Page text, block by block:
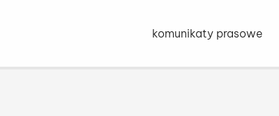
Przejdź do strony głównej
komunikaty prasowe